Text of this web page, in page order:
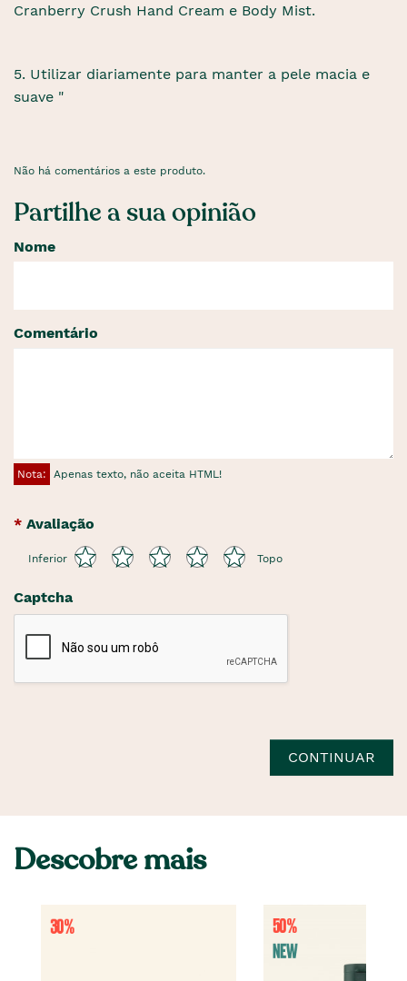
Cranberry Crush Hand Cream e Body Mist.
5. Utilizar diariamente para manter a pele macia e
suave "
Não há comentários a este produto.
Partilhe a sua opinião
Nome
Comentário
Nota: Apenas texto, não aceita HTML!
Avaliação
Inferior Topo
Captcha
CONTINUAR
Descobre mais